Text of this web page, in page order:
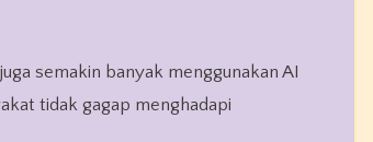
semakin banyak menggunakan AI
tidak gagap menghadapi